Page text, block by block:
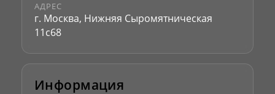
АДРЕС
г. Москва, Нижняя Сыромятническая
11с68
Информация